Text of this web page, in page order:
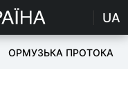
UA
ОРМУЗЬКА ПРОТОКА